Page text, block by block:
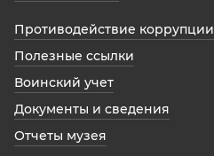
Противодействие коррупции
Полезные ссылки
Воинский учет
Документы и сведения
Отчеты музея